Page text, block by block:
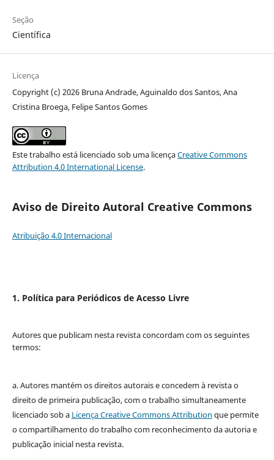
Seção
Científica
Licença
Copyright (c) 2026 Bruna Andrade, Aguinaldo dos Santos, Ana
Cristina Broega, Felipe Santos Gomes
Este trabalho está licenciado sob uma licençaCreative Commons
Attribution 4.0 International License.
Aviso de Direito Autoral Creative Commons
Atribuição 4.0 Internacional
1. Política para Periódicos de Acesso Livre
Autores que publicam nesta revista concordam com os seguintes
termos:
a. Autores mantém os direitos autorais e concedem à revista o
direito de primeira publicação, com o trabalho simultaneamente
licenciado sob a Licença Creative Commons Attribution que permite
o compartilhamento do trabalho com reconhecimento da autoria e
publicação inicial nesta revista.